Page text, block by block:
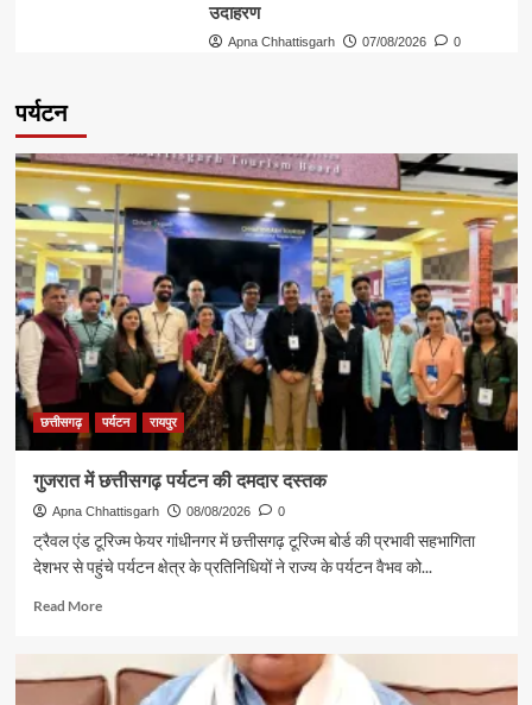
उदाहरण
Apna Chhattisgarh 07/08/2026 0
पर्यटन
छत्तीसगढ़ पर्यटन रायपुर
गुजरात में छत्तीसगढ़ पर्यटन की दमदार दस्तक
Apna Chhattisgarh 08/08/2026 0
ट्रैवल एंड टूरिज्म फेयर गांधीनगर में छत्तीसगढ़ टूरिज्म बोर्ड की प्रभावी सहभागिता
देशभर से पहुंचे पर्यटन क्षेत्र के प्रतिनिधियों ने राज्य के पर्यटन वैभव को...
Read MoreRead
गुजरात
में